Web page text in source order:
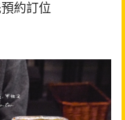
約訂位